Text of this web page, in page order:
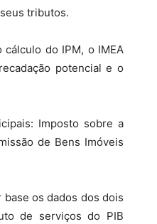
tributos.
do IPM, o IMEA
potencial e o
Imposto sobre a
de Bens Imóveis
os dados dos dois
de serviços do PIB